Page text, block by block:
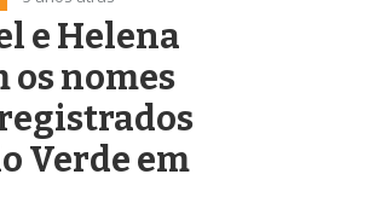
e Helena
os nomes
Verde em